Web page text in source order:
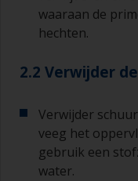
waaraan de
hechten.
2.2 Verwijder
Verwijder
veeg het
gebruik een
water.